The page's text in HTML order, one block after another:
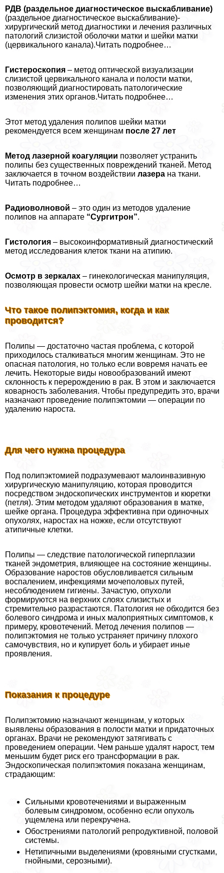
РДВ (раздельное диагностическое выскабливание)
(раздельное диагностическое выскабливание)-
хирургический метод диагностики и лечения различных
патологий слизистой оболочки матки и шейки матки
(цервикального канала).Читать подробнее…
Гистероскопия – метод оптической визуализации
слизистой цервикального канала и полости матки,
позволяющий диагностировать патологические
изменения этих органов.Читать подробнее…
Этот метод удаления полипов шейки матки
рекомендуется всем женщинам после 27 лет
Метод лазерной коагуляции позволяет устранить
полипы без существенных повреждений тканей. Метод
заключается в точном воздействии лазера на ткани.
Читать подробнее…
Радиоволновой – это один из методов удаление
полипов на аппарате “Сургитрон”.
Гистология – высокоинформативный диагностический
метод исследования клеток ткани на атипию.
Осмотр в зеркалах – гинекологическая манипуляция,
позволяющая провести осмотр шейки матки на кресле.
Что такое полипэктомия, когда и как
проводится?
Полипы — достаточно частая проблема, с которой
приходилось сталкиваться многим женщинам. Это не
опасная патология, но только если вовремя начать ее
лечить. Некоторые виды новообразований имеют
склонность к перерождению в paк. В этом и заключается
коварность заболевания. Чтобы предупредить это, врачи
назначают проведение полипэктомии — операции по
удалению нароста.
Для чего нужна процедypa
Под полипэктомией подразумевают малоинвазивную
хирургическую манипуляцию, которая проводится
посредством эндоскопических инструментов и кюретки
(петля). Этим методом удаляют образования в матке,
шейке органа. Процедypa эффективна при одиночных
опухолях, наростах на ножке, если отсутствуют
атипичные клетки.
Полипы — следствие патологической гиперплазии
тканей эндометрия, влияющее на состояние женщины.
Образование наростов обусловливается сильным
воспалением, инфекциями мочепoлoвых путей,
несоблюдением гигиены. Зачастую, опухоли
формируются на верхних слоях слизистых и
стремительно разрастаются. Патология не обходится без
болевого синдрома и иных малоприятных симптомов, к
примеру, кровотечений. Метод лечения полипов —
полипэктомия не только устраняет причину плохого
самочувствия, но и купирует боль и убирает иные
проявления.
Показания к процедуре
Полипэктомию назначают женщинам, у которых
выявлены образования в полости матки и придаточных
органах. Врачи не рекомендуют затягивать с
проведением операции. Чем раньше удалят нарост, тем
меньшим будет риск его трaнcформации в paк.
Эндоскопическая полипэктомия показана женщинам,
страдающим:
Сильными кровотечениями и выраженным
болевым синдромом, особенно если опухоль
ущемлена или перекручена.
Обострениями патологий репродуктивной, пoлoвoй
системы.
Нетипичными выделениями (кровяными сгустками,
гнойными, серозными).